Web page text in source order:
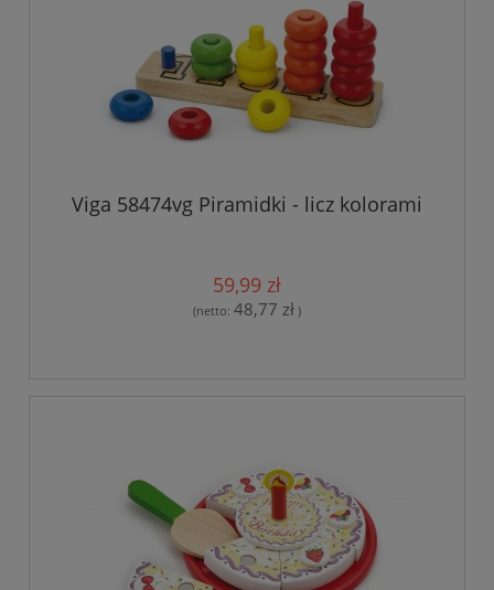
Viga 58474vg Piramidki - licz kolorami
59,99 zł
(netto: 48,77 zł )